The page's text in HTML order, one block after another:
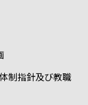
制指針及び教職